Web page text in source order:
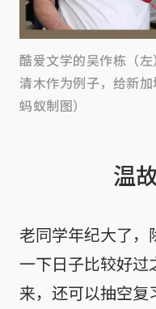
酷爱文学的吴作栋（
清木作为例子，给新
蚂蚁制图）
温
老同学年纪大了
一下日子比较好过
来，还可以抽空复